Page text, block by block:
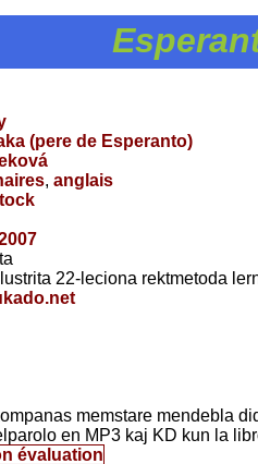
(pere de Esperanto)
, anglais
22-leciona rektmetoda
memstare mendebla
en MP3 kaj KD kun la
évaluation